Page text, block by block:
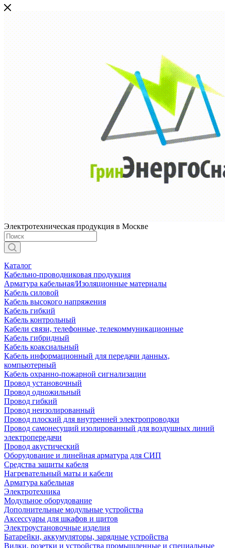
Электротехническая продукция в Москве
Каталог
Кабельно-проводниковая продукция
Арматура кабельная/Изоляционные материалы
Кабель силовой
Кабель высокого напряжения
Кабель гибкий
Кабель контрольный
Кабели связи, телефонные, телекоммуникационные
Кабель гибридный
Кабель коаксиальный
Кабель информационный для передачи данных,
компьютерный
Кабель охранно-пожарной сигнализации
Провод установочный
Провод одножильный
Провод гибкий
Провод неизолированный
Провод плоский для внутренней электропроводки
Провод самонесущий изолированный для воздушных линий
электропередачи
Провод акустический
Оборудование и линейная арматура для СИП
Средства защиты кабеля
Нагревательный маты и кабели
Арматура кабельная
Электротехника
Модульное оборудование
Дополнительные модульные устройства
Аксессуары для шкафов и щитов
Электроустановочные изделия
Батарейки, аккумуляторы, зарядные устройства
Вилки, розетки и устройства промышленные и специальные